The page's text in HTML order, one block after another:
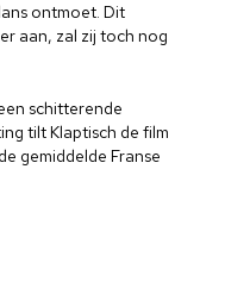
ontmoet. Dit
aan, zal zij toch nog
schitterende
tilt Klaptisch de film
gemiddelde Franse